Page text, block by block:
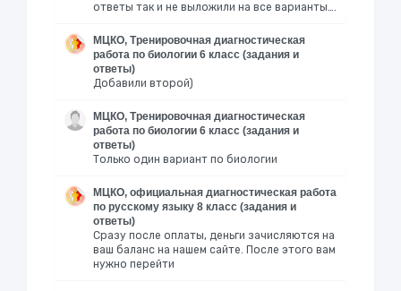
ответы так и не выложили на все варианты….
МЦКО, Тренировочная диагностическая
работа по биологии 6 класс (задания и
ответы)
Добавили второй)
МЦКО, Тренировочная диагностическая
работа по биологии 6 класс (задания и
ответы)
Только один вариант по биологии
МЦКО, официальная диагностическая работа
по русскому языку 8 класс (задания и
ответы)
Сразу после оплаты, деньги зачисляются на
ваш баланс на нашем сайте. После этого вам
нужно перейти